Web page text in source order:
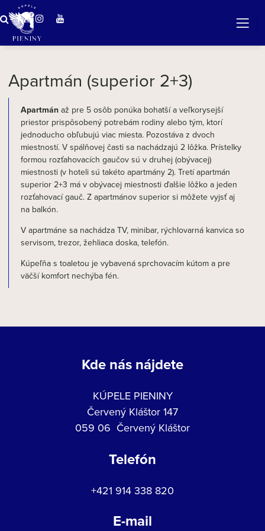
Apartmán (superior 2+3)
Apartmán až pre 5 osôb ponúka bohatší a veľkorysejší
priestor prispôsobený potrebám rodiny alebo tým, ktorí
jednoducho obľubujú viac miesta. Pozostáva z dvoch
miestností. V spálňovej časti sa nachádzajú 2 lôžka. Prístelky
formou rozťahovacích gaučov sú v druhej (obývacej)
miestnosti (v hoteli sú takéto apartmány 2). Tretí apartmán
superior 2+3 má v obývacej miestnosti ďalšie lôžko a jeden
rozťahovací gauč. Z apartmánov superior si môžete vyjsť aj
na balkón.
V apartmáne sa nachádza TV, minibar, rýchlovarná kanvica so
servisom, trezor, žehliaca doska, telefón.
Kúpeľňa s toaletou je vybavená sprchovacím kútom a pre
väčší komfort nechýba fén.
Kde nás nájdete
KÚPELE PIENINY
Červený Kláštor 147
059 06 Červený Kláštor
Telefón
+421 914 338 820
E-mail